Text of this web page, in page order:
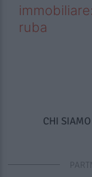
ruba
CHI SIAMO